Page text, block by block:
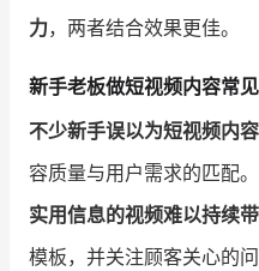
力，两者结合效果更佳。
新手老板做短视频内容常见
不少新手误以为短视频内
容质量与用户需求的匹配。
实用信息的视频难以持续
模板，并关注顾客关心的